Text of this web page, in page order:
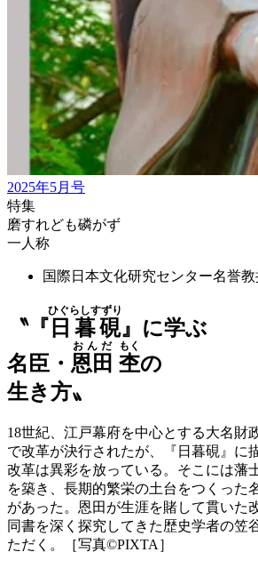
2025年5月号
特集
磨すれども磷がず
一人称
国際日本文化研究センター名誉教
〝『 日暮硯
ひぐらしすずり
』に学ぶ
名臣・ 恩田
おんだ
杢
もく
の
生き方〟
18世紀、江戸幕府を中心とする大名財
で改革が決行されたが、『日暮硯』に
改革は異彩を放っている。そこには藩
を築き、長期的繁栄の土台をつくった
があった。恩田が生涯を賭して貫いた
同書を深く探究してきた歴史学者の笠
ただく。［写真©PIXTA］